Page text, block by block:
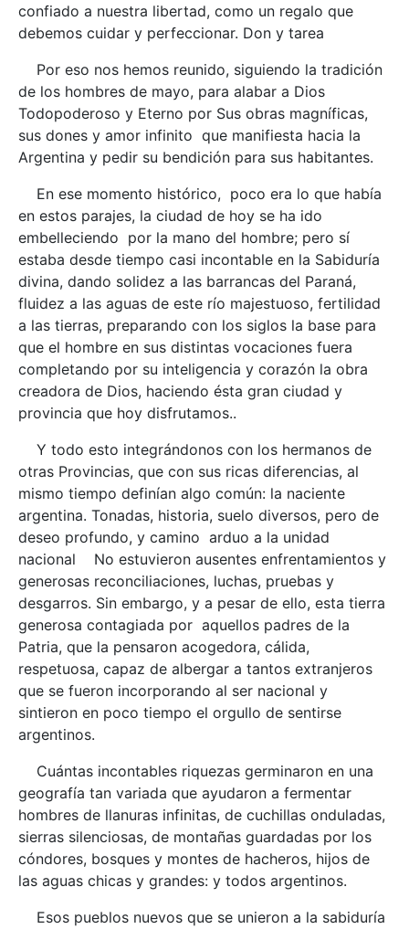
confiado a nuestra libertad, como un regalo que
debemos cuidar y perfeccionar. Don y tarea
Por eso nos hemos reunido, siguiendo la tradición
de los hombres de mayo, para alabar a Dios
Todopoderoso y Eterno por Sus obras magníficas,
sus dones y amor infinito que manifiesta hacia la
Argentina y pedir su bendición para sus habitantes.
En ese momento histórico, poco era lo que había
en estos parajes, la ciudad de hoy se ha ido
embelleciendo por la mano del hombre; pero sí
estaba desde tiempo casi incontable en la Sabiduría
divina, dando solidez a las barrancas del Paraná,
fluidez a las aguas de este río majestuoso, fertilidad
a las tierras, preparando con los siglos la base para
que el hombre en sus distintas vocaciones fuera
completando por su inteligencia y corazón la obra
creadora de Dios, haciendo ésta gran ciudad y
provincia que hoy disfrutamos..
Y todo esto integrándonos con los hermanos de
otras Provincias, que con sus ricas diferencias, al
mismo tiempo definían algo común: la naciente
argentina. Tonadas, historia, suelo diversos, pero de
deseo profundo, y camino arduo a la unidad
nacional No estuvieron ausentes enfrentamientos y
generosas reconciliaciones, luchas, pruebas y
desgarros. Sin embargo, y a pesar de ello, esta tierra
generosa contagiada por aquellos padres de la
Patria, que la pensaron acogedora, cálida,
respetuosa, capaz de albergar a tantos extranjeros
que se fueron incorporando al ser nacional y
sintieron en poco tiempo el orgullo de sentirse
argentinos.
Cuántas incontables riquezas germinaron en una
geografía tan variada que ayudaron a fermentar
hombres de llanuras infinitas, de cuchillas onduladas,
sierras silenciosas, de montañas guardadas por los
cóndores, bosques y montes de hacheros, hijos de
las aguas chicas y grandes: y todos argentinos.
Esos pueblos nuevos que se unieron a la sabiduría